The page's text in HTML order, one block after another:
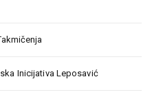
Inicijativa Leposavić